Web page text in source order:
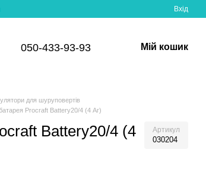
Вхід
050-433-93-93 Мій кошик
для шуруповертів
Procraft Battery20/4 (4 Аг)
Battery20/4 (4
Артикул
030204